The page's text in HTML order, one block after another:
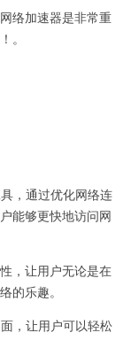
络加速器是非常重
。
，通过优化网络连
能够更快地访问网
，让用户无论是在
的乐趣。
，让用户可以轻松